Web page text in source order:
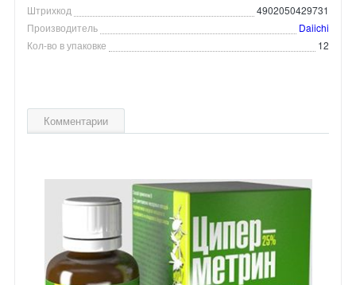
Штрихкод
4902050429731
Производитель
Daiichi
Кол-во в упаковке
12
Комментарии